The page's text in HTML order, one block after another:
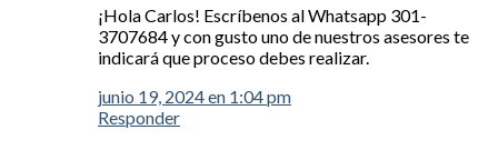
¡Hola Carlos! Escríbenos al Whatsapp 301-
3707684 y con gusto uno de nuestros asesores te
indicará que proceso debes realizar.
junio 19, 2024 en 1:04 pm
Responder